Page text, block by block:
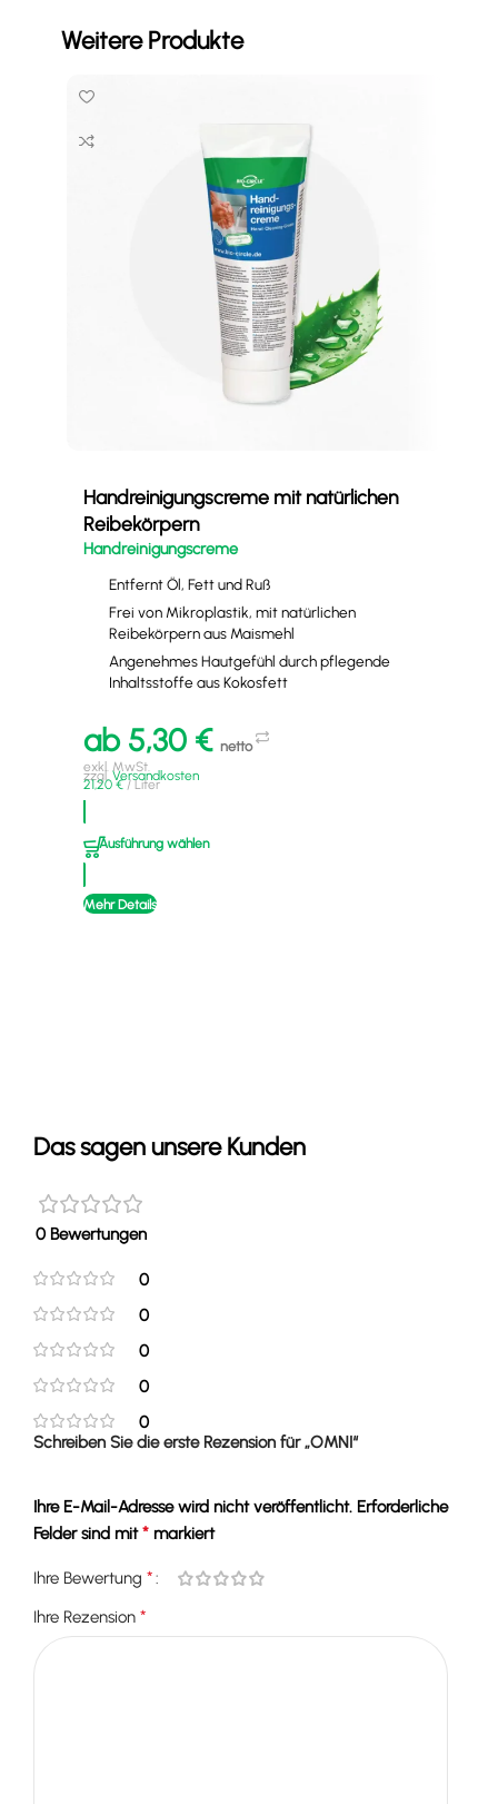
Weitere Produkte
Handreinigungscreme mit natürlichen
Reibekörpern
Handreinigungscreme
Entfernt Öl, Fett und Ruß
Frei von Mikroplastik, mit natürlichen
Reibekörpern aus Maismehl
Angenehmes Hautgefühl durch pflegende
Inhaltsstoffe aus Kokosfett
ab 5,30 € netto
exkl. MwSt.
zzgl.Versandkosten
21,20 €/Liter
Ausführung wählen
Mehr Details
Das sagen unsere Kunden
0 Bewertungen
0
0
0
0
0
Schreiben Sie die erste Rezension für „OMNI“
Ihre E-Mail-Adresse wird nicht veröffentlicht. Erforderliche
Felder sind mit* markiert
Ihre Bewertung *
Ihre Rezension *